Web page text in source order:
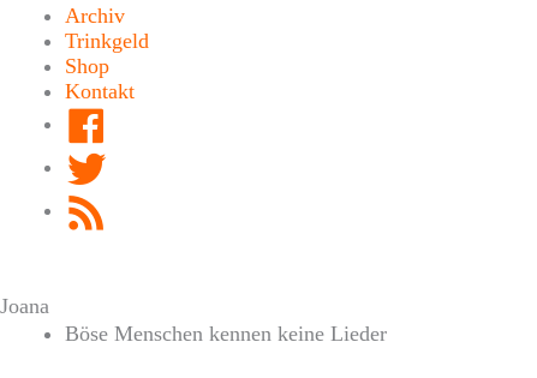
Archiv
Trinkgeld
Shop
Kontakt
Joana
Böse Menschen kennen keine Lieder